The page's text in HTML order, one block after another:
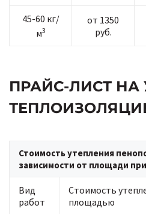
45-60 кг/
м3
от 1350
руб.
ПРАЙС-ЛИСТ НА
Стоимость утепления
зависимости от площади
Вид
работ
Стоимость
площадью